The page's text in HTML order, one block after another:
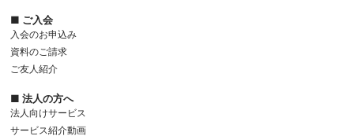
■ ご入会
入会のお申込み
資料のご請求
ご友人紹介
■ 法人の方へ
法人向けサービス
サービス紹介動画